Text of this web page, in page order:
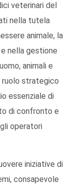
veterinari del
nella tutela
animale, la
nella gestione
animali e
ruolo strategico
essenziale di
di confronto e
operatori
iniziative di
consapevole